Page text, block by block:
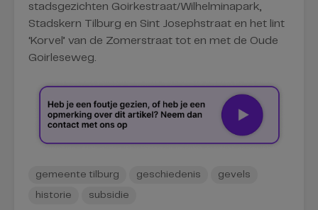
stadsgezichten Goirkestraat/Wilhelminapark,
Stadskern Tilburg en Sint Josephstraat en het lint
‘Korvel’ van de Zomerstraat tot en met de Oude
Goirleseweg.
gemeente tilburg geschiedenis gevels
historie subsidie